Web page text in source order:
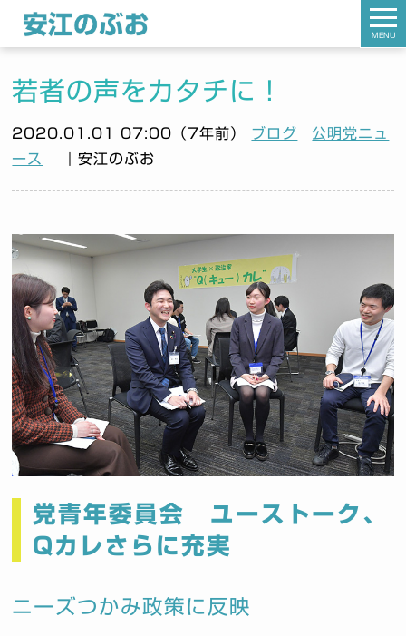
若者の声をカタチに！
2020.01.01 07:00（7年前） ブログ
公明党ニュ
ース
｜安江のぶお
党青年委員会 ユーストーク、
Qカレさらに充実
ニーズつかみ政策に反映
MENU